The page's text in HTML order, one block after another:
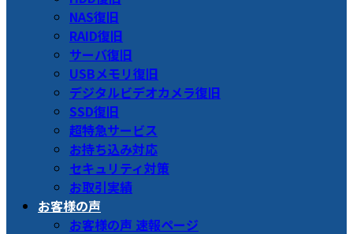
NAS復旧
RAID復旧
サーバ復旧
USBメモリ復旧
デジタルビデオカメラ復旧
SSD復旧
超特急サービス
お持ち込み対応
セキュリティ対策
お取引実績
お客様の声
お客様の声 速報ページ